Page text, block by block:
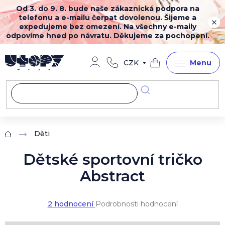
Přejít
na
obsah
Od 3. do 9. 8. bude naše zákaznická podpora na
telefonu a e-mailu čerpat dovolenou. Šijeme a
expedujeme bez omezení. Na všechny e-maily
odpovíme hned po návratu. Děkujeme za pochopení.
CZK
Nákupní
košík
Domů Děti
Dětské sportovní tričko
Abstract
Průměrné
hodnocení
2 hodnocení Podrobnosti hodnocení